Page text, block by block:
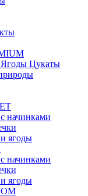
Цукаты
начинками
ягоды
начинками
ягоды